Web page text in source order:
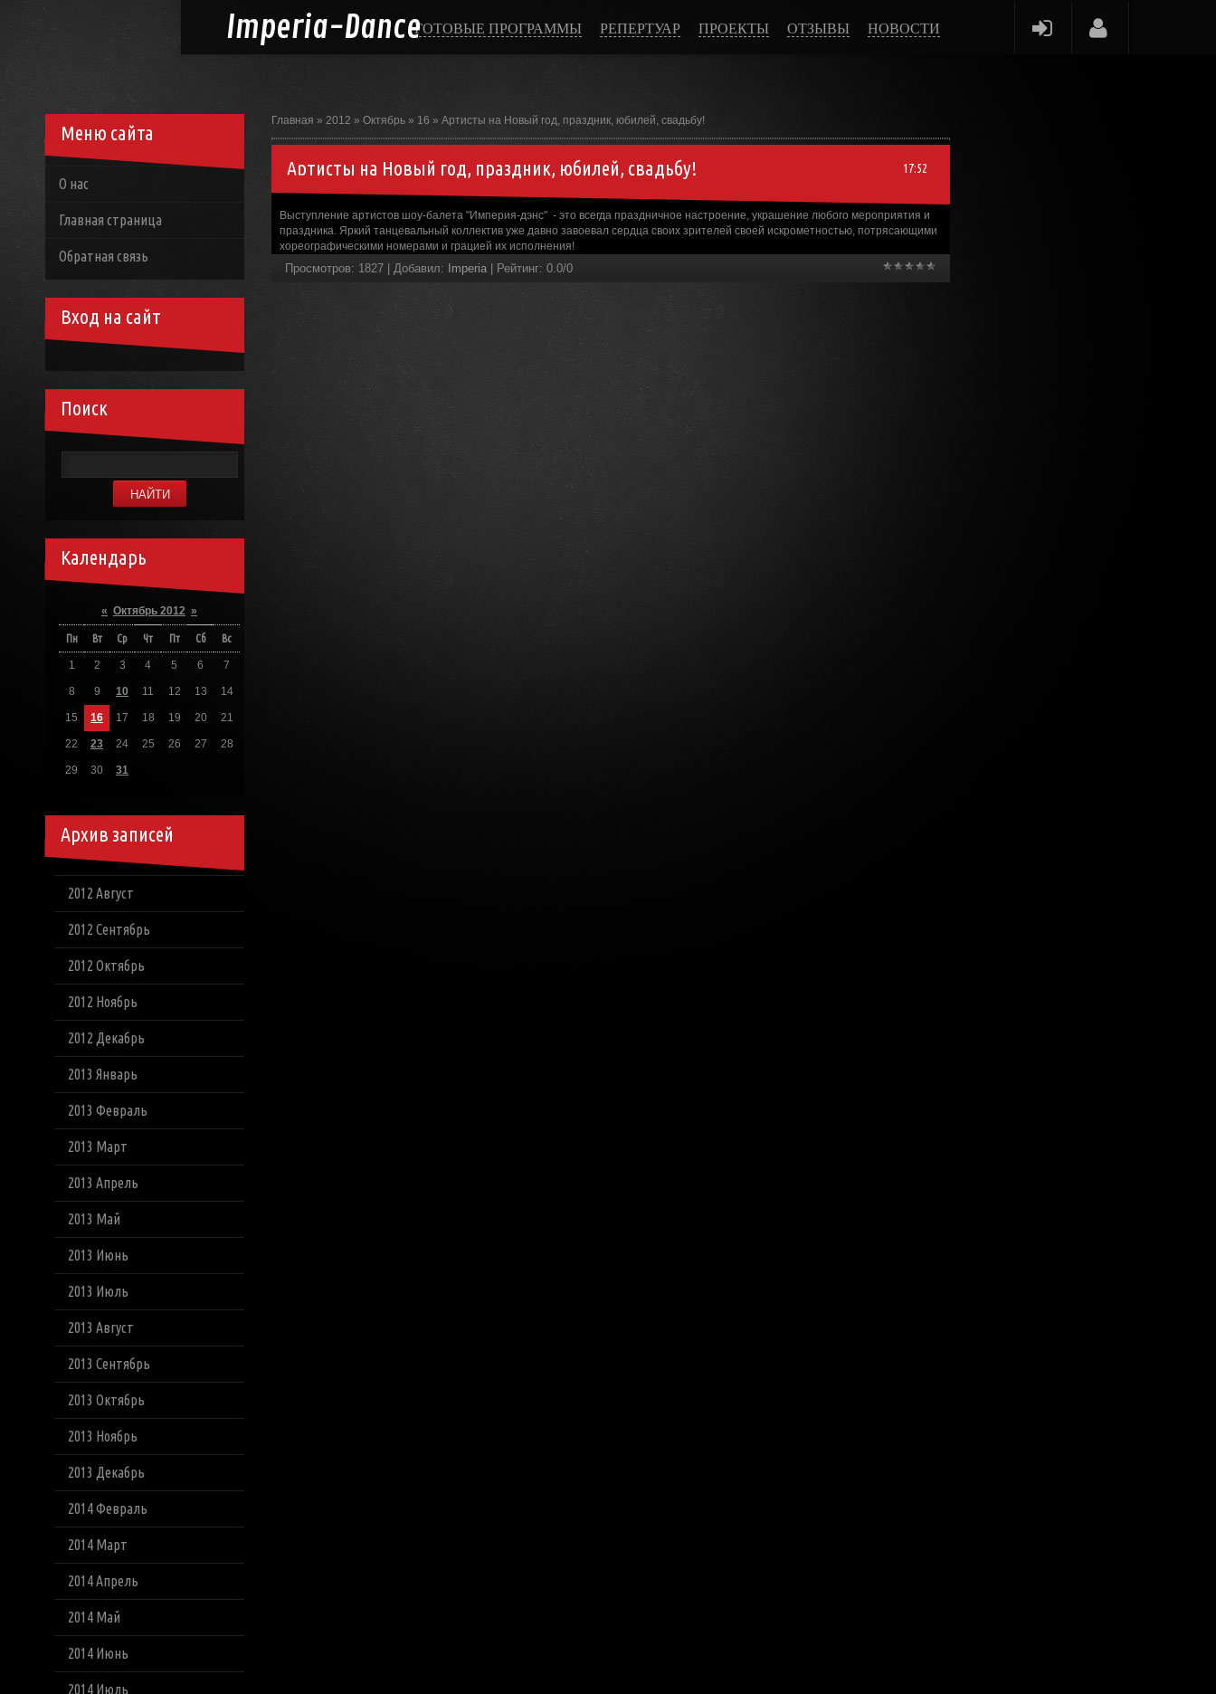
Imperia-DanceГОТОВЫЕ ПРОГРАММЫ РЕПЕРТУАР ПРОЕКТЫ ОТЗЫВЫ НОВОСТИ
Главная » 2012 » Октябрь » 16 » Артисты на Новый год, праздник, юбилей, свадьбу!
17:52
Артисты на Новый год, праздник, юбилей, свадьбу!
Выступление артистов шоу-балета "Империя-дэнс" - это всегда праздничное настроение, украшение любого мероприятия и
праздника. Яркий танцевальный коллектив уже давно завоевал сердца своих зрителей своей искрометностью, потрясающими
хореографическими номерами и грацией их исполнения!
Просмотров: 1827 Добавил: Imperia Рейтинг: 0.0/0
Меню сайта
О нас
Главная страница
Обратная связь
Вход на сайт
Поиск
Календарь
« Октябрь 2012 »
Пн Вт Ср Чт Пт Сб Вс
1 2 3 4 5 6 7
8 9 10 11 12 13 14
15 16 17 18 19 20 21
22 23 24 25 26 27 28
29 30 31
Архив записей
2012 Август
2012 Сентябрь
2012 Октябрь
2012 Ноябрь
2012 Декабрь
2013 Январь
2013 Февраль
2013 Март
2013 Апрель
2013 Май
2013 Июнь
2013 Июль
2013 Август
2013 Сентябрь
2013 Октябрь
2013 Ноябрь
2013 Декабрь
2014 Февраль
2014 Март
2014 Апрель
2014 Май
2014 Июнь
2014 Июль